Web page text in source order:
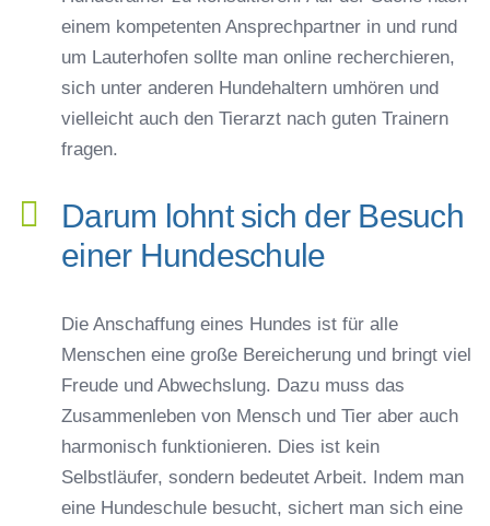
einem kompetenten Ansprechpartner in und rund
um Lauterhofen sollte man online recherchieren,
sich unter anderen Hundehaltern umhören und
vielleicht auch den Tierarzt nach guten Trainern
fragen.
Darum lohnt sich der Besuch
einer Hundeschule
Die Anschaffung eines Hundes ist für alle
Menschen eine große Bereicherung und bringt viel
Freude und Abwechslung. Dazu muss das
Zusammenleben von Mensch und Tier aber auch
harmonisch funktionieren. Dies ist kein
Selbstläufer, sondern bedeutet Arbeit. Indem man
eine Hundeschule besucht, sichert man sich eine